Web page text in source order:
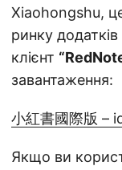
Xiaohongshu,
ринку
клієнт
завантаження:
小紅書國際版 –
Якщо ви